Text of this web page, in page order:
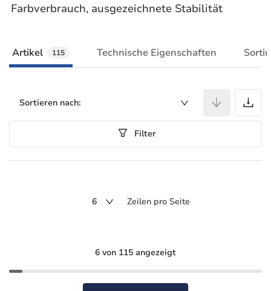
Farbverbrauch, ausgezeichnete Stabilität
Artikel 115 Technische Eigenschaften
Sortieren nach:
Filter
6 Zeilen pro Seite
6 von 115 angezeigt